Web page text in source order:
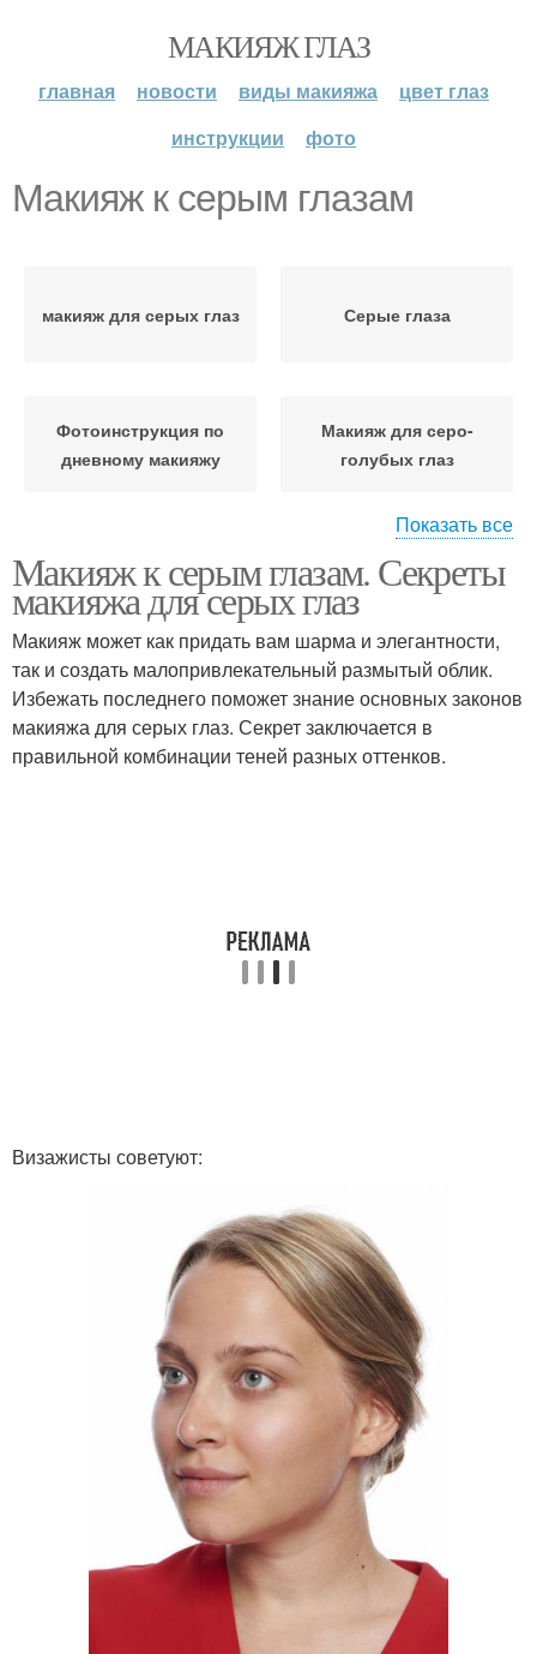
МАКИЯЖ ГЛАЗ
главная новости виды макияжа
цвет глаз
инструкции
фото
Макияж к серым глазам
макияж для серых глаз Серые глаза
Фотоинструкция по
дневному макияжу
Макияж для серо-
голубых глаз
Повседневный макияж
Показать все
Макияж к серым глазам. Секреты
макияжа для серых глаз
Макияж может как придать вам шарма и элегантности,
так и создать малопривлекательный размытый облик.
Избежать последнего поможет знание основных законов
макияжа для серых глаз. Секрет заключается в
правильной комбинации теней разных оттенков.
Визажисты советуют: